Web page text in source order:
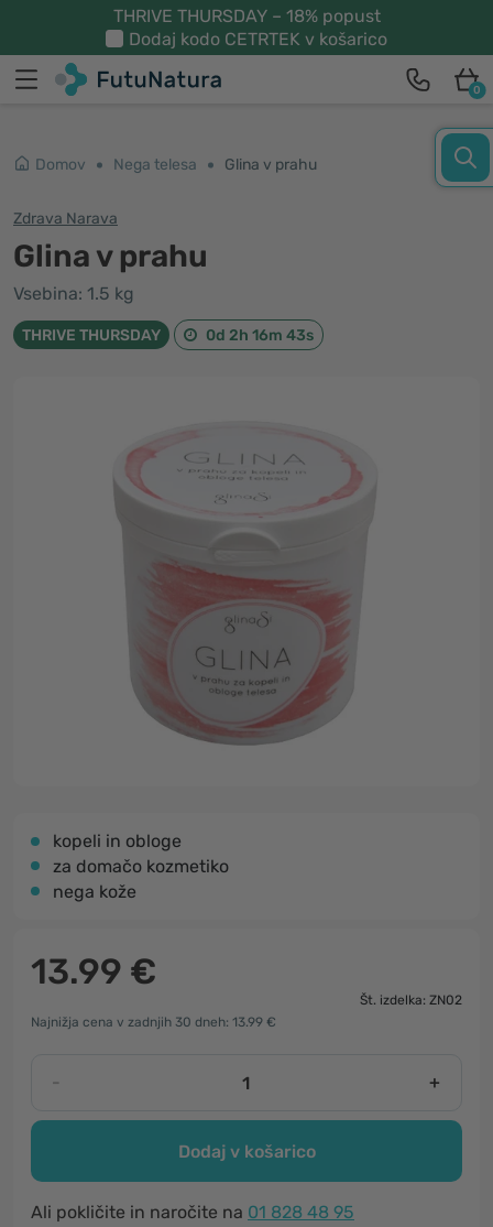
THRIVE THURSDAY – 18% popust
Dodaj kodo CETRTEK v košarico
0
Domov Nega telesa Glina v prahu
Zdrava Narava
Glina v prahu
Vsebina: 1.5 kg
THRIVE THURSDAY 0d 2h 16m 42s
kopeli in obloge
za domačo kozmetiko
nega kože
13.99 €
Št. izdelka: ZN02
Najnižja cena v zadnjih 30 dneh: 13.99 €
- +
Dodaj v košarico
Ali pokličite in naročite na 01 828 48 95